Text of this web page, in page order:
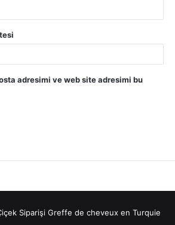
adresimi ve web site adresimi bu
Siparişi Greffe de cheveux en Turquie